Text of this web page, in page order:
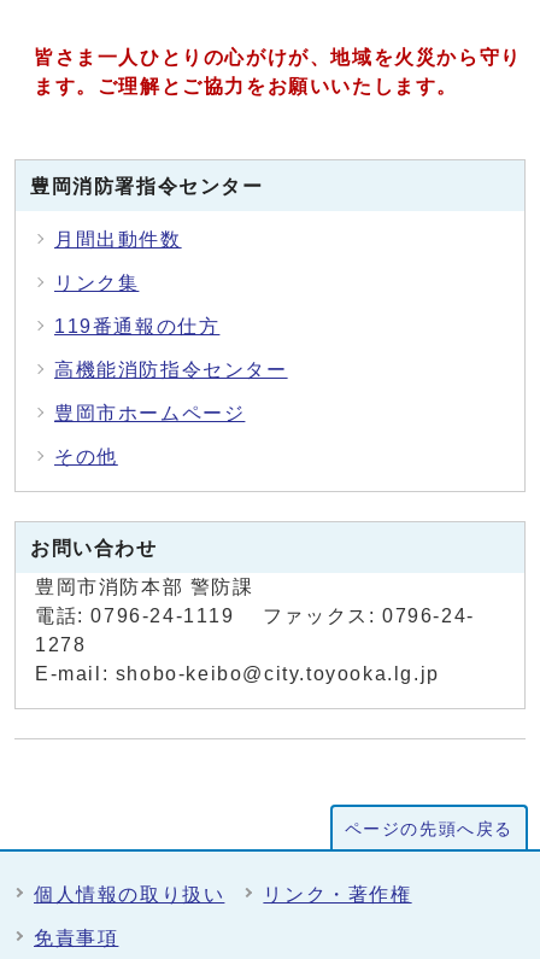
皆さま一人ひとりの心がけが、地域を火災から守り
ます。ご理解とご協力をお願いいたします。
豊岡消防署指令センター
月間出動件数
リンク集
119番通報の仕方
高機能消防指令センター
豊岡市ホームページ
その他
お問い合わせ
豊岡市消防本部 警防課
電話: 0796-24-1119 ファックス: 0796-24-
1278
E-mail: shobo-keibo@city.toyooka.lg.jp
ページの先頭へ戻る
個人情報の取り扱い リンク・著作権
免責事項